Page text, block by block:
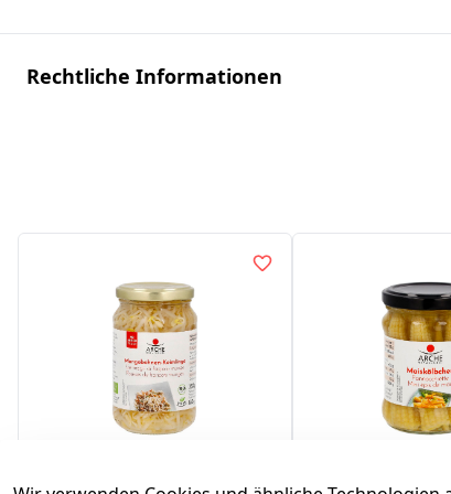
Rechtliche Informationen